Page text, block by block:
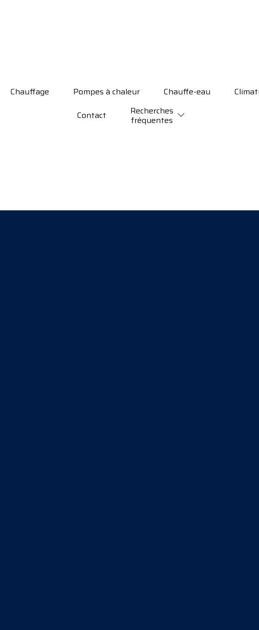
Chauffage Pompes à chaleur Chauffe-eau
Contact
Recherches
fréquentes